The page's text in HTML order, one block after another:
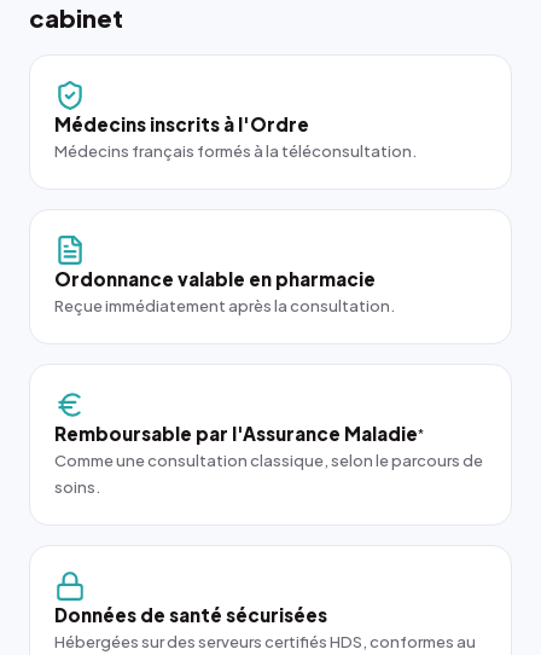
cabinet
Médecins inscrits à l'Ordre
Médecins français formés à la téléconsultation.
Ordonnance valable en pharmacie
Reçue immédiatement après la consultation.
Remboursable par l'Assurance Maladie*
Comme une consultation classique, selon le parcours de
soins.
Données de santé sécurisées
Hébergées sur des serveurs certifiés HDS, conformes au